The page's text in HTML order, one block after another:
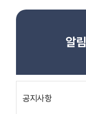
알림
공지사항